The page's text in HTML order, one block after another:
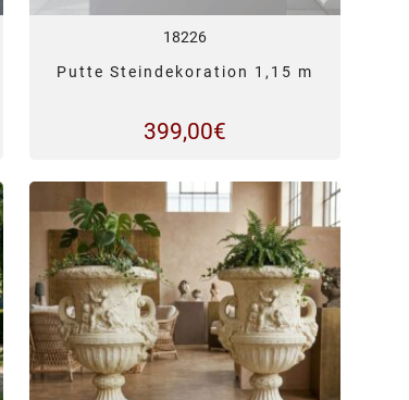
18226
Putte Steindekoration 1,15 m
399,00€